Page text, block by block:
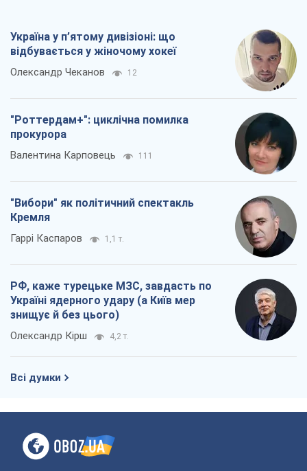
Україна у п’ятому дивізіоні: що
відбувається у жіночому хокеї
Олександр Чеканов 12
"Роттердам+": циклічна помилка
прокурора
Валентина Карповець 111
"Вибори" як політичний спектакль
Кремля
Гаррі Каспаров 1,1 т.
РФ, каже турецьке МЗС, завдасть по
Україні ядерного удару (а Київ мер
знищує й без цього)
Олександр Кірш 4,2 т.
Всі думки